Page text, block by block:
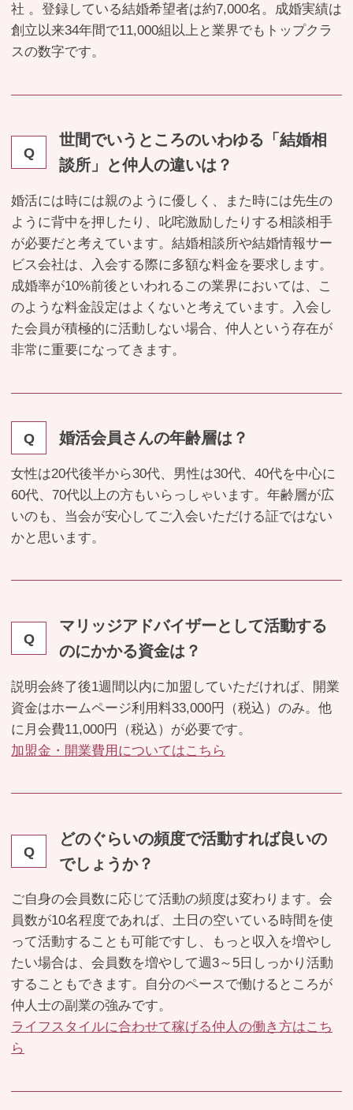
社 。登録している結婚希望者は約7,000名。成婚実績は
創立以来34年間で11,000組以上と業界でもトップクラ
スの数字です。
Q
世間でいうところのいわゆる「結婚相
談所」と仲人の違いは？
婚活には時には親のように優しく、また時には先生の
ように背中を押したり、叱咤激励したりする相談相手
が必要だと考えています。結婚相談所や結婚情報サー
ビス会社は、入会する際に多額な料金を要求します。
成婚率が10%前後といわれるこの業界においては、こ
のような料金設定はよくないと考えています。入会し
た会員が積極的に活動しない場合、仲人という存在が
非常に重要になってきます。
Q 婚活会員さんの年齢層は？
女性は20代後半から30代、男性は30代、40代を中心に
60代、70代以上の方もいらっしゃいます。年齢層が広
いのも、当会が安心してご入会いただける証ではない
かと思います。
Q
マリッジアドバイザーとして活動する
のにかかる資金は？
説明会終了後1週間以内に加盟していただければ、開業
資金はホームページ利用料33,000円（税込）のみ。他
に月会費11,000円（税込）が必要です。
加盟金・開業費用についてはこちら
Q
どのぐらいの頻度で活動すれば良いの
でしょうか？
ご自身の会員数に応じて活動の頻度は変わります。会
員数が10名程度であれば、土日の空いている時間を使
って活動することも可能ですし、もっと収入を増やし
たい場合は、会員数を増やして週3～5日しっかり活動
することもできます。自分のペースで働けるところが
仲人士の副業の強みです。
ライフスタイルに合わせて稼げる仲人の働き方はこち
ら